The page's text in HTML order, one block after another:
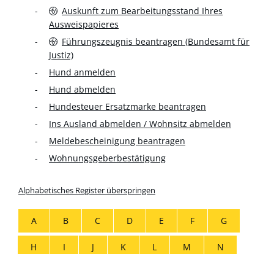
Auskunft zum Bearbeitungsstand Ihres
Ausweispapieres
Führungszeugnis beantragen (Bundesamt für
Justiz)
Hund anmelden
Hund abmelden
Hundesteuer Ersatzmarke beantragen
Ins Ausland abmelden / Wohnsitz abmelden
Meldebescheinigung beantragen
Wohnungsgeberbestätigung
Alphabetisches Register überspringen
A B C D E F G
H I J K L M N